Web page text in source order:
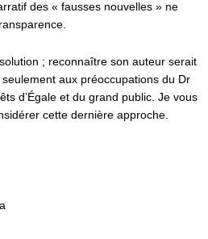
des « fausses nouvelles » ne
; reconnaître son auteur serait
aux préoccupations du Dr
d’Égale et du grand public. Je vous
cette dernière approche.